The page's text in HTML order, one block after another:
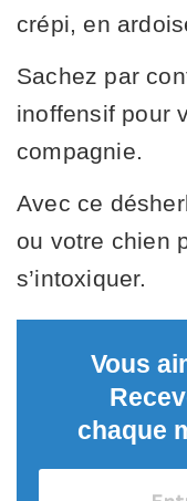
crépi, en
Sachez par
inoffensif pour
compagnie.
Avec ce
ou votre chien
s’intoxiquer.
Vous
chaque